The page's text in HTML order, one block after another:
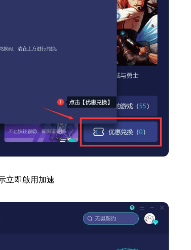
立即啟用加速